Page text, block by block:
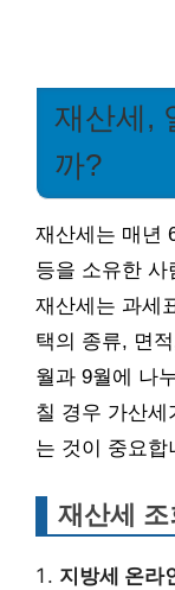
재산세,
까?
재산세는 매년
등을 소유한
재산세는 과세
택의 종류, 면
월과 9월에 나
칠 경우 가산
는 것이 중요합
재산세 조
지방세 온라